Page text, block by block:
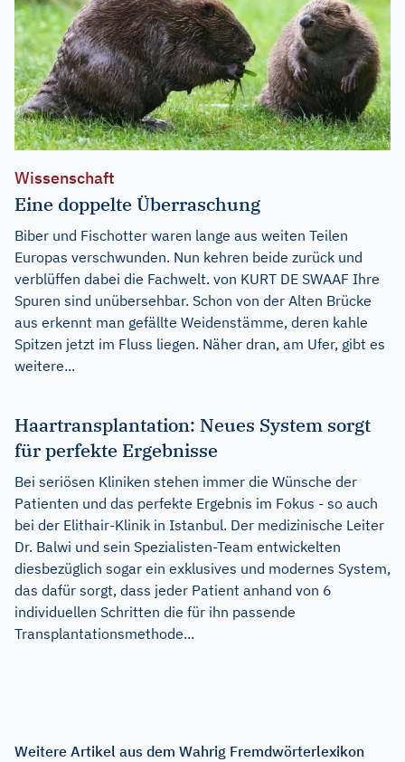
Wissenschaft
Eine doppelte Überraschung
Biber und Fischotter waren lange aus weiten Teilen
Europas verschwunden. Nun kehren beide zurück und
verblüffen dabei die Fachwelt. von KURT DE SWAAF Ihre
Spuren sind unübersehbar. Schon von der Alten Brücke
aus erkennt man gefällte Weidenstämme, deren kahle
Spitzen jetzt im Fluss liegen. Näher dran, am Ufer, gibt es
weitere...
Haartransplantation: Neues System sorgt
für perfekte Ergebnisse
Bei seriösen Kliniken stehen immer die Wünsche der
Patienten und das perfekte Ergebnis im Fokus - so auch
bei der Elithair-Klinik in Istanbul. Der medizinische Leiter
Dr. Balwi und sein Spezialisten-Team entwickelten
diesbezüglich sogar ein exklusives und modernes System,
das dafür sorgt, dass jeder Patient anhand von 6
individuellen Schritten die für ihn passende
Transplantationsmethode...
Weitere Artikel aus dem Wahrig Fremdwörterlexikon